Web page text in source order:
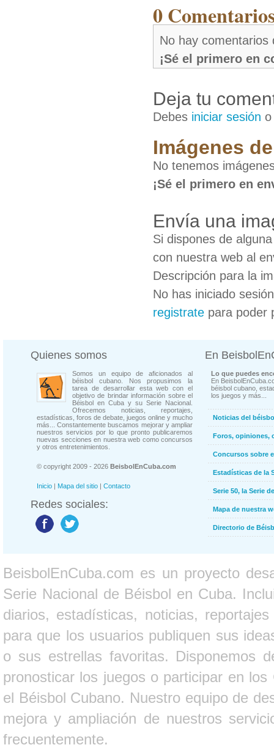
0
No hay comentarios
¡Sé el primero en
Deja tu
Debes iniciar sesión
Imágenes
No tenemos
¡Sé el primero en
Envía una
Si dispones de
con nuestra web al
Descripción para la
No has iniciado
registrate para poder
Quienes somos
Somos un equipo de aficionados al
béisbol cubano. Nos propusimos la
tarea de desarrollar esta web con el
objetivo de brindar información sobre el
Béisbol en Cuba y su Serie Nacional.
Ofrecemos noticias, reportajes,
estadísticas, foros de debate, juegos online y mucho
más... Constantemente buscamos mejorar y ampliar
nuestros servicios por lo que pronto publicaremos
nuevas secciones en nuestra web como concursos
y otros entretenimientos.
© copyright 2009 - 2026 BeisbolEnCuba.com
Inicio | Mapa del sitio | Contacto
Redes sociales:
En
Lo que puedes
En
béisbol cubano,
los juegos y más...
Noticias del
Foros, opiniones,
Concursos sobre
Estadísticas de la
Serie 50, la Serie
Mapa de nuestra
Directorio de
BeisbolEnCuba.com es un proyecto
Serie Nacional de Béisbol en Cuba.
diarios, estadísticas, noticias,
para que los usuarios publiquen sus
o sus estrellas favoritas. Disponemos
pronosticar los juegos o participar en
el Béisbol Cubano. Nuestro equipo de
mejora y ampliación de nuestros
frecuentemente.